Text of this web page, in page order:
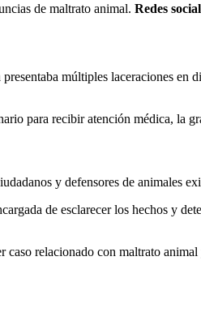
de maltrato animal. Redes
múltiples laceraciones en
para recibir atención médica, la
y defensores de animales
de esclarecer los hechos y
relacionado con maltrato